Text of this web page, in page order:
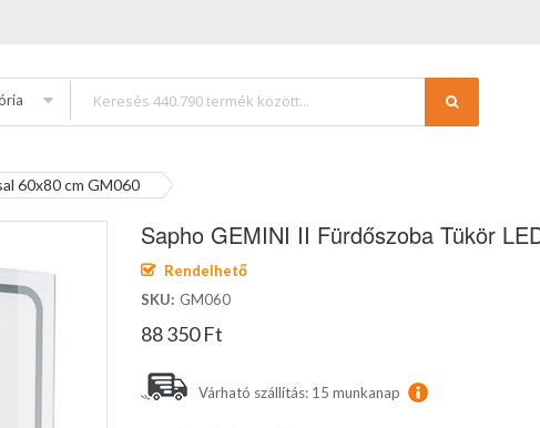
60x80 cm GM060
Sapho GEMINI II Fürdőszoba Tükör
Rendelhető
SKU
GM060
88 350 Ft
Várható szállítás: 15 munkanap